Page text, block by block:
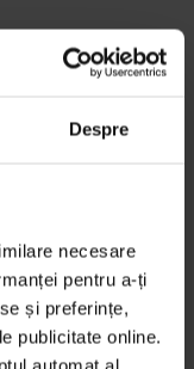
Despre
necesare
pentru a-ți
și preferințe,
publicitate online.